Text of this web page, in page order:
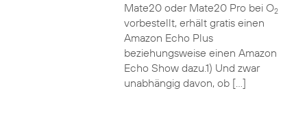
Mate20 oder Mate20 Pro bei O2
vorbestellt, erhält gratis einen
Amazon Echo Plus
beziehungsweise einen Amazon
Echo Show dazu.1) Und zwar
unabhängig davon, ob […]